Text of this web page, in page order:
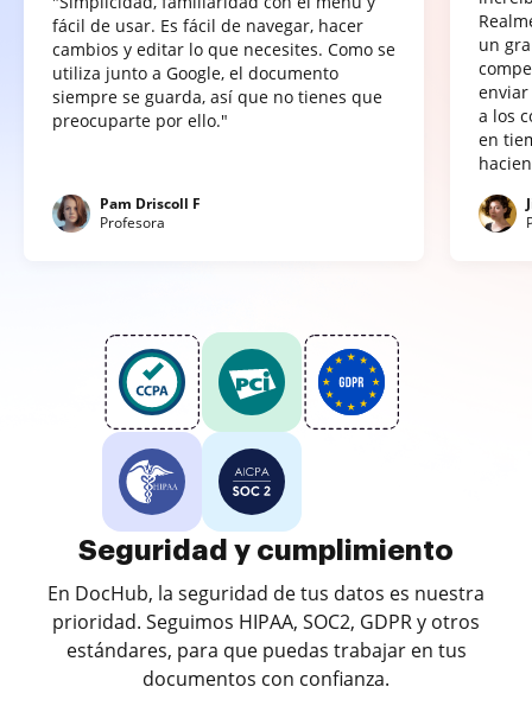
fácil de usar. Es fácil de navegar, hacer
cambios y editar lo que necesites. Como se
utiliza junto a Google, el documento
siempre se guarda, así que no tienes que
preocuparte por ello."
Pam Driscoll F
Profesora
un
a los
en
Seguridad y cumplimiento
En DocHub, la seguridad de tus datos es nuestra
prioridad. Seguimos HIPAA, SOC2, GDPR y otros
estándares, para que puedas trabajar en tus
documentos con confianza.